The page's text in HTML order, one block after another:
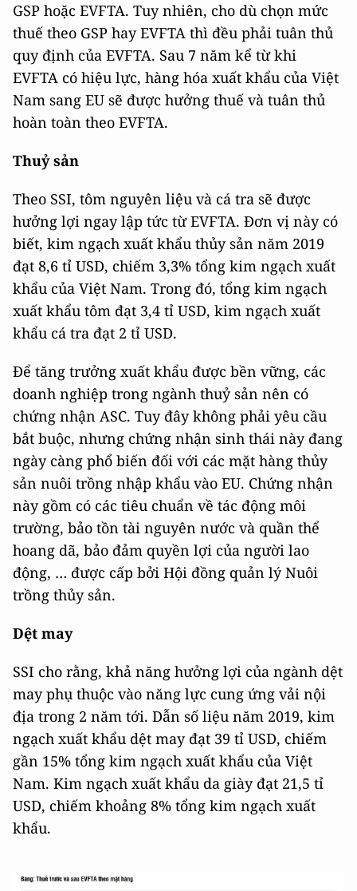
GSP hoặc EVFTA. Tuy nhiên, cho dù chọn mức
thuế theo GSP hay EVFTA thì đều phải tuân thủ
quy định của EVFTA. Sau 7 năm kể từ khi
EVFTA có hiệu lực, hàng hóa xuất khẩu của Việt
Nam sang EU sẽ được hưởng thuế và tuân thủ
hoàn toàn theo EVFTA.
Thuỷ sản
Theo SSI, tôm nguyên liệu và cá tra sẽ được
hưởng lợi ngay lập tức từ EVFTA. Đơn vị này có
biết, kim ngạch xuất khẩu thủy sản năm 2019
đạt 8,6 tỉ USD, chiếm 3,3% tổng kim ngạch xuất
khẩu của Việt Nam. Trong đó, tổng kim ngạch
xuất khẩu tôm đạt 3,4 tỉ USD, kim ngạch xuất
khẩu cá tra đạt 2 tỉ USD.
Để tăng trưởng xuất khẩu được bền vững, các
doanh nghiệp trong ngành thuỷ sản nên có
chứng nhận ASC. Tuy đây không phải yêu cầu
bắt buộc, nhưng chứng nhận sinh thái này đang
ngày càng phổ biến đối với các mặt hàng thủy
sản nuôi trồng nhập khẩu vào EU. Chứng nhận
này gồm có các tiêu chuẩn về tác động môi
trường, bảo tồn tài nguyên nước và quần thể
hoang dã, bảo đảm quyền lợi của người lao
động, … được cấp bởi Hội đồng quản lý Nuôi
trồng thủy sản.
Dệt may
SSI cho rằng, khả năng hưởng lợi của ngành dệt
may phụ thuộc vào năng lực cung ứng vải nội
địa trong 2 năm tới. Dẫn số liệu năm 2019, kim
ngạch xuất khẩu dệt may đạt 39 tỉ USD, chiếm
gần 15% tổng kim ngạch xuất khẩu của Việt
Nam. Kim ngạch xuất khẩu da giày đạt 21,5 tỉ
USD, chiếm khoảng 8% tổng kim ngạch xuất
khẩu.